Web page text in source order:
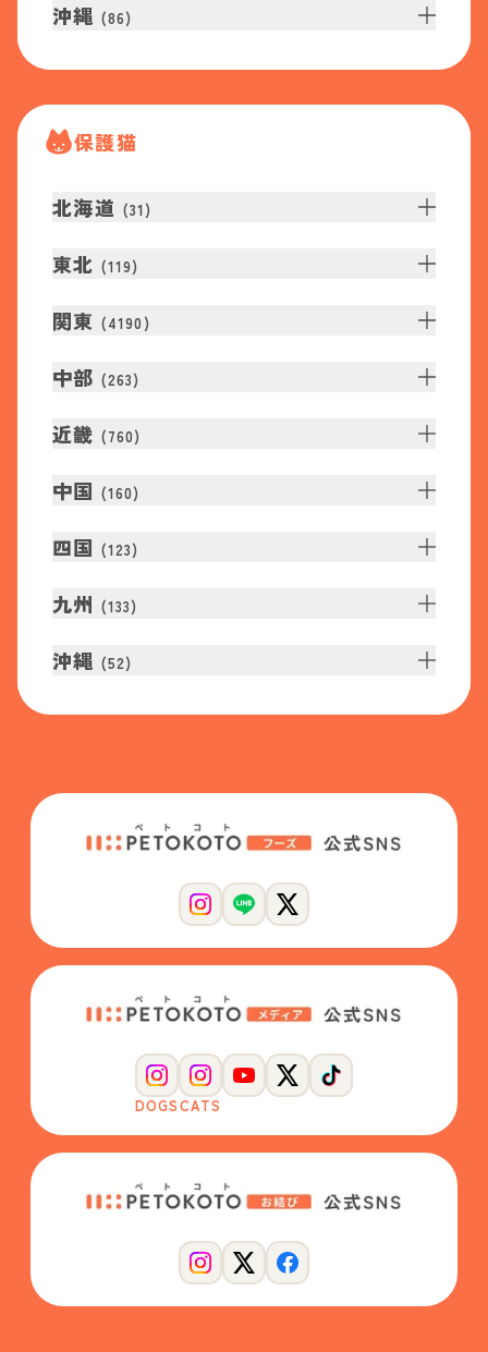
沖縄 (86)
保護猫
北海道 (31 )
東北 (119)
関東 (4190 )
中部 (263)
近畿 (760)
中国 (160)
四国 (123)
九州 (133)
沖縄 (52)
DOGSCATS